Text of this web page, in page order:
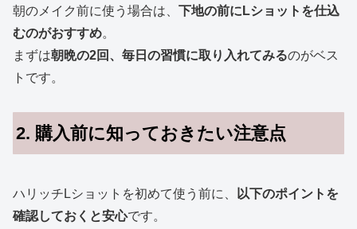
朝のメイク前に使う場合は、 下地の前にLショットを仕込
むのがおすすめ。
まずは朝晩の2回、毎日の習慣に取り入れてみるのがベス
トです。
2. 購入前に知っておきたい注意点
ハリッチLショットを初めて使う前に、
以下のポイントを
確認しておくと安心です。